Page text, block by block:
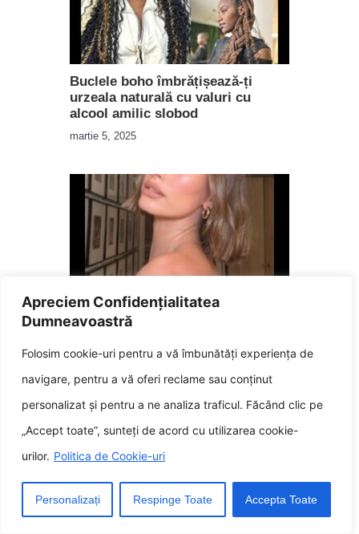
Apreciem Confidențialitatea
Dumneavoastră
Folosim cookie-uri pentru a vă îmbunătăți experiența de
navigare, pentru a vă oferi reclame sau conținut
personalizat și pentru a ne analiza traficul. Făcând clic pe
„Accept toate”, sunteți de acord cu utilizarea cookie-
urilor. Politica de Cookie-uri
Personalizați Respinge Toate Accepta Toate
Buclele boho îmbrățișează-ți
urzeala naturală cu valuri cu
alcool amilic slobod
martie 5, 2025
Superstarurile cu părul lapidar
sunteți bugat de îndrăznețe spre a
le încerca aspectul